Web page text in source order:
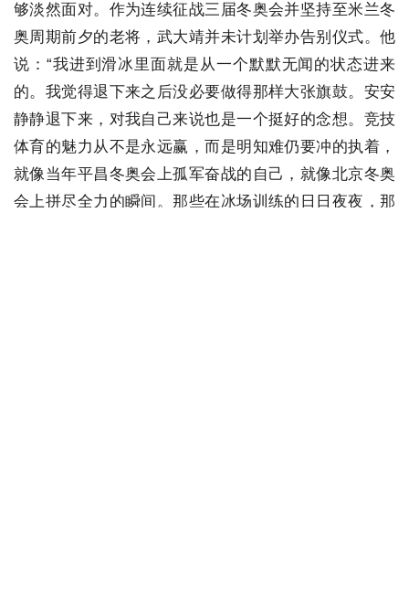
够淡然面对。作为连续征战三届冬奥会并坚持至米兰冬
奥周期前夕的老将，武大靖并未计划举办告别仪式。他
说：“我进到滑冰里面就是从一个默默无闻的状态进来
的。我觉得退下来之后没必要做得那样大张旗鼓。安安
静静退下来，对我自己来说也是一个挺好的念想。竞技
体育的魅力从不是永远赢，而是明知难仍要冲的执着，
就像当年平昌冬奥会上孤军奋战的自己，就像北京冬奥
会上拼尽全力的瞬间。那些在冰场训练的日日夜夜，那